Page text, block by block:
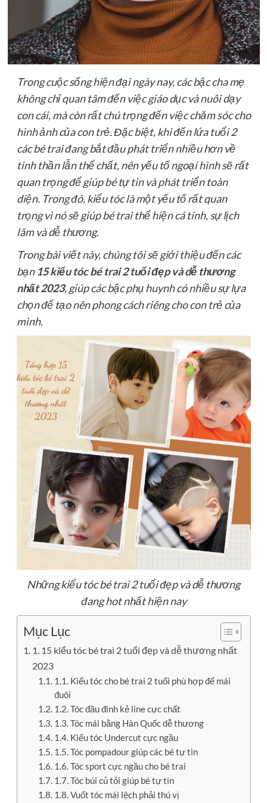
Trong cuộc sống hiện đại ngày nay, các bậc cha mẹ
không chỉ quan tâm đến việc giáo dục và nuôi dạy
con cái, mà còn rất chú trọng đến việc chăm sóc cho
hình ảnh của con trẻ. Đặc biệt, khi đến lứa tuổi 2
các bé trai đang bắt đầu phát triển nhiều hơn về
tinh thần lẫn thể chất, nên yếu tố ngoại hình sẽ rất
quan trọng để giúp bé tự tin và phát triển toàn
diện. Trong đó, kiểu tóc là một yếu tố rất quan
trọng vì nó sẽ giúp bé trai thể hiện cá tính, sự lịch
lãm và dễ thương.
Trong bài viết này, chúng tôi sẽ giới thiệu đến các
bạn15 kiểu tóc bé trai 2 tuổi đẹp và dễ thương
nhất 2023, giúp các bậc phụ huynh có nhiều sự lựa
chọn để tạo nên phong cách riêng cho con trẻ của
mình.
Những kiểu tóc bé trai 2 tuổi đẹp và dễ thương
đang hot nhất hiện nay
Mục Lục
1. 15 kiểu tóc bé trai 2 tuổi đẹp và dễ thương nhất
2023
1.1. Kiểu tóc cho bé trai 2 tuổi phù hợp để mái
đuôi
1.2. Tóc đầu đinh kẻ line cực chất
1.3. Tóc mái bằng Hàn Quốc dễ thương
1.4. Kiểu tóc Undercut cực ngầu
1.5. Tóc pompadour giúp các bé tự tin
1.6. Tóc sport cực ngầu cho bé trai
1.7. Tóc búi củ tỏi giúp bé tự tin
1.8. Vuốt tóc mái lệch phải thú vị